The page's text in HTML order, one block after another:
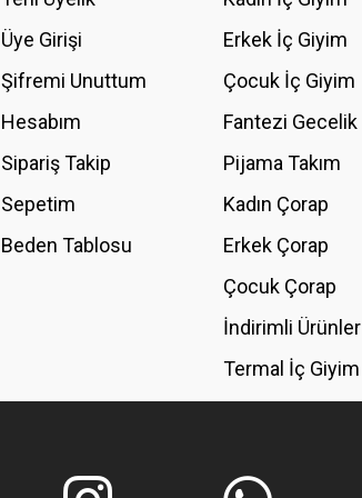
Üye Girişi
Şifremi Unuttum
Hesabım
Sipariş Takip
Sepetim
Beden Tablosu
Erkek İç Giyim
Çocuk İç Giyim
Fantezi Gecelik
Pijama Takım
Kadın Çorap
Erkek Çorap
Çocuk Çorap
İndirimli Ürünler
Termal İç Giyim